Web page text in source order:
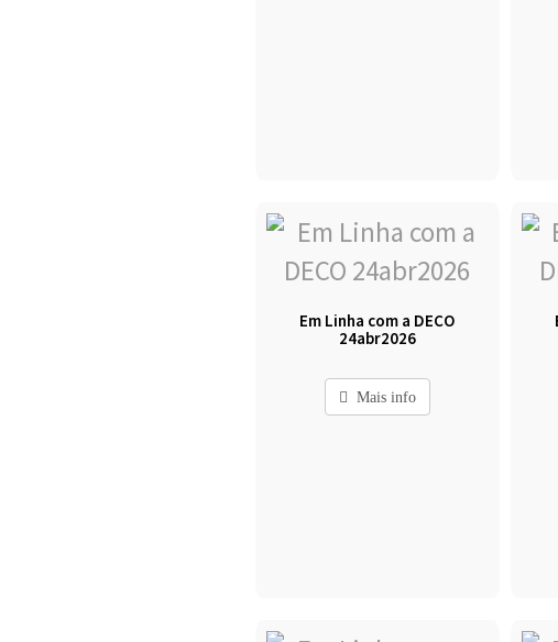
Em Linha com a DECO
24abr2026
Mais info